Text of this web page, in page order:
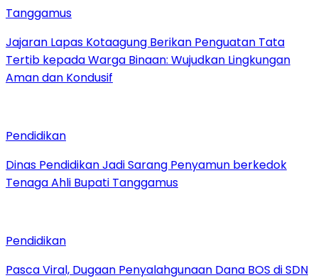
Tanggamus
Jajaran Lapas Kotaagung Berikan Penguatan Tata
Tertib kepada Warga Binaan: Wujudkan Lingkungan
Aman dan Kondusif
Pendidikan
Dinas Pendidikan Jadi Sarang Penyamun berkedok
Tenaga Ahli Bupati Tanggamus
Pendidikan
Pasca Viral, Dugaan Penyalahgunaan Dana BOS di SDN